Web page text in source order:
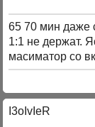
65 70 мин даже
1:1 не держат.
масиматор со
I3oIvIeR